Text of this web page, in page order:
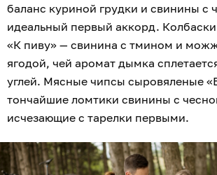
баланс куриной грудки и свинины с
идеальный первый аккорд.
«К пиву» — свинина с тмином и
ягодой, чей аромат дымка
углей. Мясные чипсы сыровяленые
тончайшие ломтики свинины с
исчезающие с тарелки первыми.